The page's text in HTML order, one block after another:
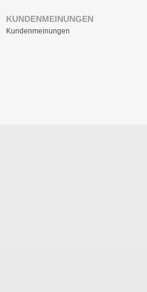
KUNDENMEINUNGEN
Kundenmeinungen